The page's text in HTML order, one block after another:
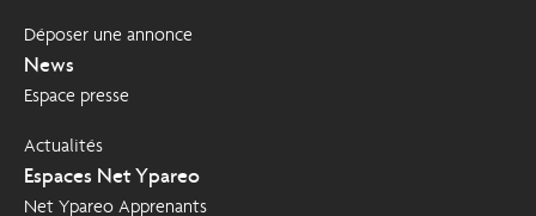
Déposer une annonce
News
Espace presse
Actualités
Espaces Net Ypareo
Net Ypareo Apprenants